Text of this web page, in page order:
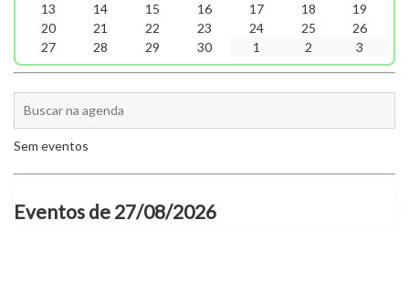
13
14 15 16 17 18
19
20
21 22 23 24 25
26
27
28 29 30 1 2 3
Sem eventos
Eventos de 27/08/2026